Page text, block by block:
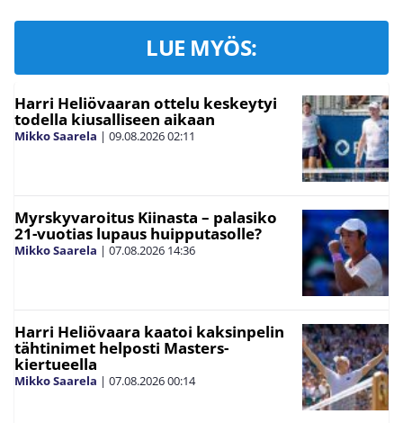
LUE MYÖS:
Harri Heliövaaran ottelu keskeytyi
todella kiusalliseen aikaan
Mikko Saarela | 09.08.202602:11
Myrskyvaroitus Kiinasta – palasiko
21-vuotias lupaus huipputasolle?
Mikko Saarela | 07.08.2026 14:36
Harri Heliövaara kaatoi kaksinpelin
tähtinimet helposti Masters-
kiertueella
Mikko Saarela | 07.08.202600:14